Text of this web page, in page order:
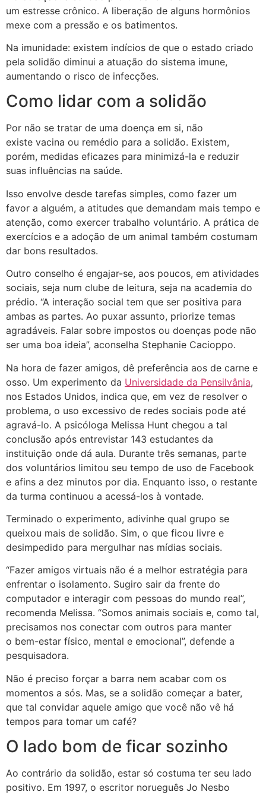
um estresse crônico. A liberação de alguns hormônios
mexe com a pressão e os batimentos.
Na imunidade: existem indícios de que o estado criado
pela solidão diminui a atuação do sistema imune,
aumentando o risco de infecções.
Como lidar com a solidão
Por não se tratar de uma doença em si, não
existe vacina ou remédio para a solidão. Existem,
porém, medidas eficazes para minimizá-la e reduzir
suas influências na saúde.
Isso envolve desde tarefas simples, como fazer um
favor a alguém, a atitudes que demandam mais tempo e
atenção, como exercer trabalho voluntário. A prática de
exercícios e a adoção de um animal também costumam
dar bons resultados.
Outro conselho é engajar-se, aos poucos, em atividades
sociais, seja num clube de leitura, seja na academia do
prédio. “A interação social tem que ser positiva para
ambas as partes. Ao puxar assunto, priorize temas
agradáveis. Falar sobre impostos ou doenças pode não
ser uma boa ideia”, aconselha Stephanie Cacioppo.
Na hora de fazer amigos, dê preferência aos de carne e
osso. Um experimento da Universidade da Pensilvânia,
nos Estados Unidos, indica que, em vez de resolver o
problema, o uso excessivo de redes sociais pode até
agravá-lo. A psicóloga Melissa Hunt chegou a tal
conclusão após entrevistar 143 estudantes da
instituição onde dá aula. Durante três semanas, parte
dos voluntários limitou seu tempo de uso de Facebook
e afins a dez minutos por dia. Enquanto isso, o restante
da turma continuou a acessá-los à vontade.
Terminado o experimento, adivinhe qual grupo se
queixou mais de solidão. Sim, o que ficou livre e
desimpedido para mergulhar nas mídias sociais.
“Fazer amigos virtuais não é a melhor estratégia para
enfrentar o isolamento. Sugiro sair da frente do
computador e interagir com pessoas do mundo real”,
recomenda Melissa. “Somos animais sociais e, como tal,
precisamos nos conectar com outros para manter
o bem-estar físico, mental e emocional”, defende a
pesquisadora.
Não é preciso forçar a barra nem acabar com os
momentos a sós. Mas, se a solidão começar a bater,
que tal convidar aquele amigo que você não vê há
tempos para tomar um café?
O lado bom de ficar sozinho
Ao contrário da solidão, estar só costuma ter seu lado
positivo. Em 1997, o escritor norueguês Jo Nesbo